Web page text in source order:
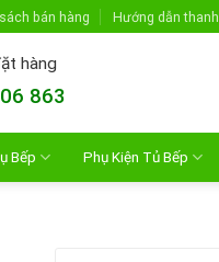
bán hàng Hướng dẫn
hàng
863
Bếp Phụ Kiện Tủ Bếp